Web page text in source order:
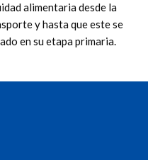
alimentaria desde la
y hasta que este se
en su etapa primaria.